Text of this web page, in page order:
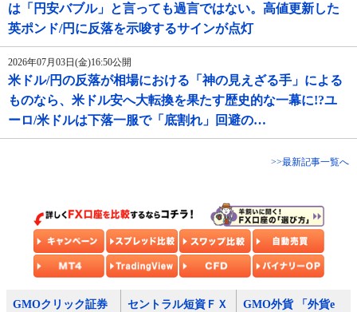
は「円安バブル」と言っても過言ではない。高値更新した
英ポンド/円に反落を示唆するサインが点灯
2026年07月03日(金)16:50公開
米ドル/円の反落が相場における「神の見えざる手」による
ものなら、米ドル安へ大転換を果たす歴史的な一幕に!?ユ
ーロ/米ドルは下落一服で「底割れ」回避の…
>>最新記事一覧へ
GMOクリック証券
セントラル短資ＦＸ
GMO外貨 「外貨e